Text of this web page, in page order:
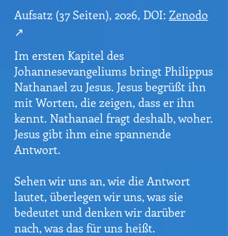
Aufsatz (37 Seiten), 2026, DOI: Zenodo
↗
Im ersten Kapitel des
Johannesevangeliums bringt Philippus
Nathanael zu Jesus. Jesus begrüßt ihn
mit Worten, die zeigen, dass er ihn
kennt. Nathanael fragt deshalb, woher.
Jesus gibt ihm eine spannende
Antwort.
Sehen wir uns an, wie die Antwort
lautet, überlegen wir uns, was sie
bedeutet und denken wir darüber
nach, was das für uns heißt.